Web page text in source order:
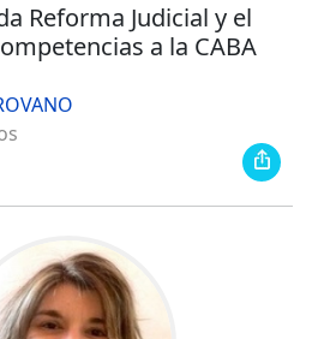
Reforma Judicial y el
a la CABA